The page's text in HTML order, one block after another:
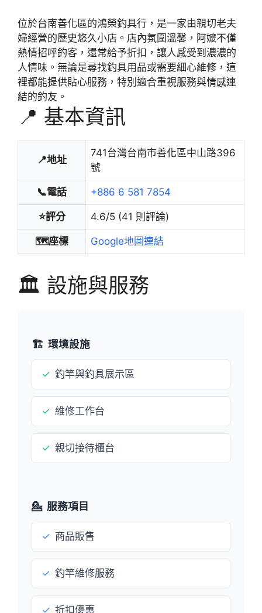
位於台南善化區的鴻榮釣具行，是一家由親切老夫
婦經營的歷史悠久小店。店內氛圍溫馨，阿嬤不僅
熱情招呼釣客，還常給予折扣，讓人感受到濃濃的
人情味。無論是尋找釣具用品或需要細心維修，這
裡都能提供貼心服務，特別適合重視服務與情感連
結的釣友。
📍 基本資訊
📍地址
741台灣台南市善化區中山路396
號
📞電話 +886 6 581 7854
⭐評分 4.6/5 (41 則評論)
🗺️座標 Google地圖連結
🏛️ 設施與服務
🏗️ 環境設施
✓ 釣竿與釣具展示區
✓ 維修工作台
✓ 親切接待櫃台
💁 服務項目
✓ 商品販售
✓ 釣竿維修服務
✓ 折扣優惠